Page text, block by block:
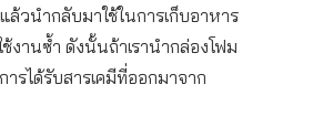
ล้วนำกลับมาใช้ในการเก็บอาหาร
งานซ้ำ ดังนั้นถ้าเรานำกล่องโฟม
ารได้รับสารเคมีที่ออกมาจาก